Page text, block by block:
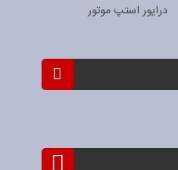
درایور استپ موتور